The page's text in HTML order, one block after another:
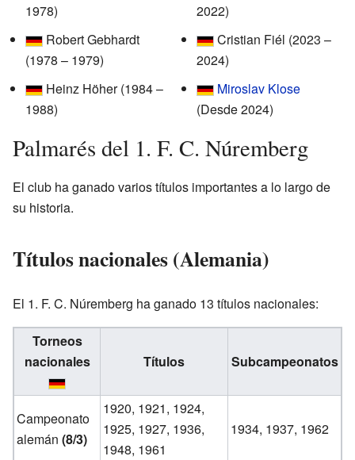
1978)
Robert Gebhardt
(1978 – 1979)
Heinz Höher (1984 –
1988)
2022)
Cristian Fiél (2023 –
2024)
Miroslav Klose
(Desde 2024)
Palmarés del 1. F. C. Núremberg
El club ha ganado varios títulos importantes a lo largo de
su historia.
Títulos nacionales (Alemania)
El 1. F. C. Núremberg ha ganado 13 títulos nacionales:
Torneos
nacionales
Títulos Subcampeonatos
Campeonato
alemán(8/3)
1920, 1921, 1924,
1925, 1927, 1936,
1948, 1961
1934, 1937, 1962